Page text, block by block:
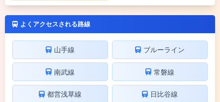
よくアクセスされる路線
山手線 ブルーライン
南武線 常磐線
都営浅草線 日比谷線